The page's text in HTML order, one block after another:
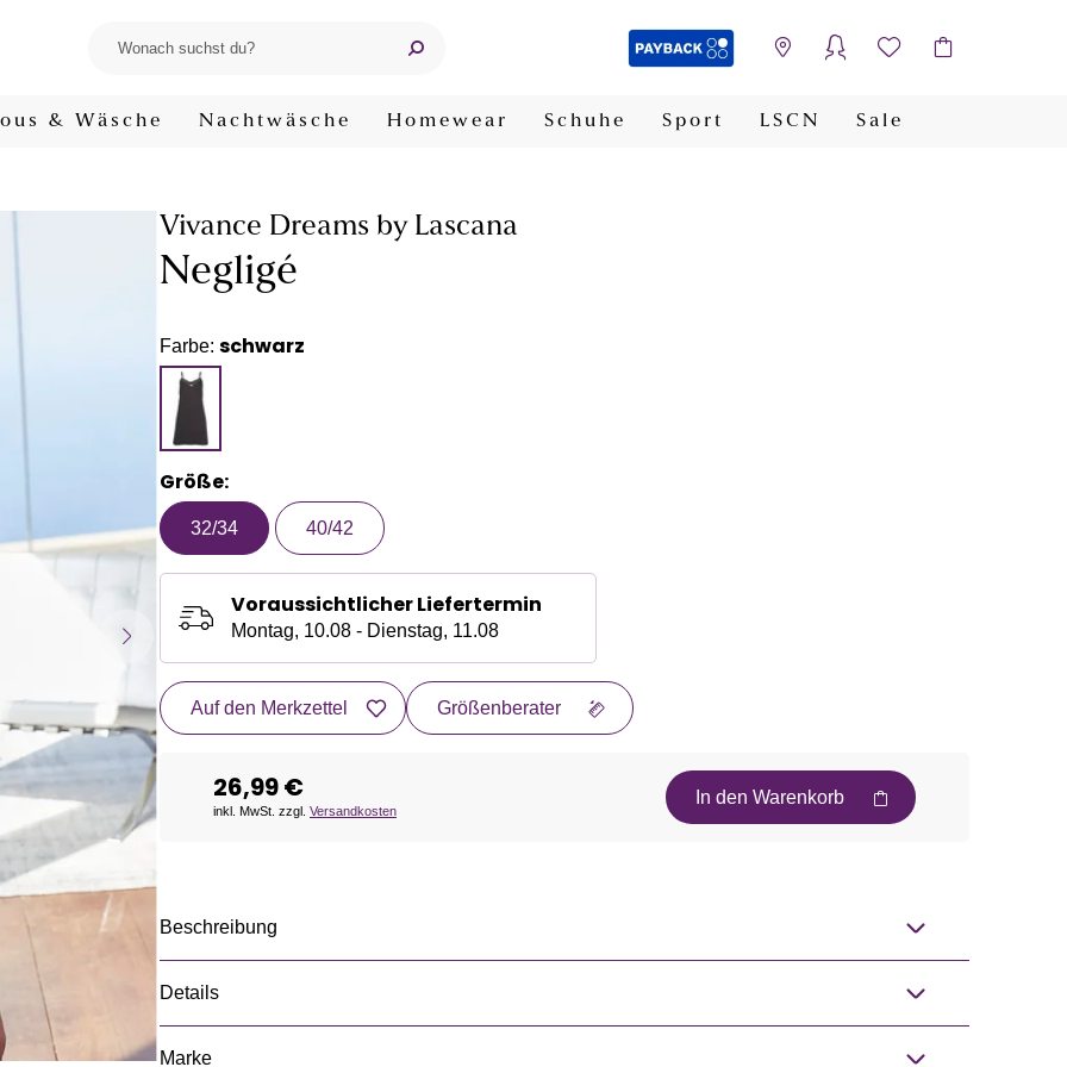
& Wäsche Nachtwäsche Homewear Schuhe Sport LSCN Sale
Vivance Dreams by Lascana
Negligé
Farbe: schwarz
Größe:
32/34 40/42
Voraussichtlicher Liefertermin
Montag, 10.08 - Dienstag, 11.08
Auf den Merkzettel Größenberater
26,99 €
inkl. MwSt. zzgl. Versandkosten
In den Warenkorb
Beschreibung
Details
Marke